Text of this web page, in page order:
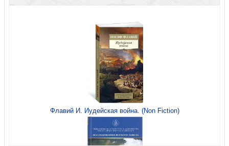
Детям о слове (Борис Ганаго)
Солнышко в душе
вечерние, правило ко Причастию)
Студент в университете пустыни
Флавий И. Иудейская война. (Non Fiction)